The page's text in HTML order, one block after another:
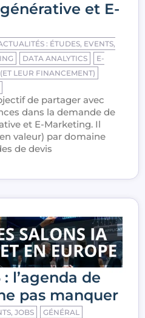
et E-
: ÉTUDES, EVENTS,
DATA ANALYTICS
E-
LEUR FINANCEMENT)
de partager avec
dans la demande de
et E-Marketing. Il
valeur) par domaine
de devis
l’agenda de
pas manquer
JOBS GÉNÉRAL